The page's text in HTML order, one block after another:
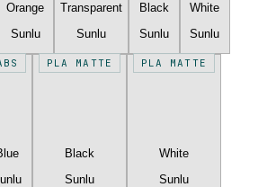
Orange
Sunlu
Transparent
Sunlu
Black
Sunlu
White
Sunlu
PLA MATTE
Black
Sunlu
PLA MATTE
White
Sunlu